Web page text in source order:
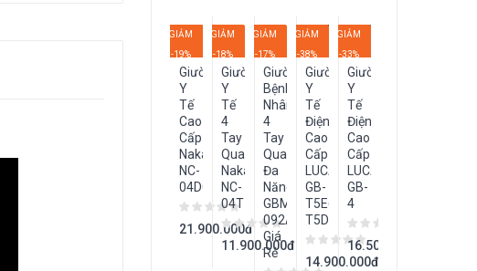
GIẢM
-19%
Giường
Y
Tế
Cao
Cấp
Nakachi
NC-
04DC
21.900.000đ
GIẢM
-18%
Giường
Y
Tế
4
Tay
Quay
Nakachi
NC-
04T
11.900.000đ
GIẢM
-17%
Giường
Bệnh
Nhân
4
Tay
Quay
Đa
Năng
GBM-
092A
Giá
Rẻ
GIẢM
-38%
Giường
Y
Tế
Điện
Cao
Cấp
LUCASS
GB-
T5E(GB-
T5D)
14.900.000đ
GIẢM
-33%
Giường
Y
Tế
Điện
Cao
Cấp
LUCASS
GB-
4
16.500.000đ